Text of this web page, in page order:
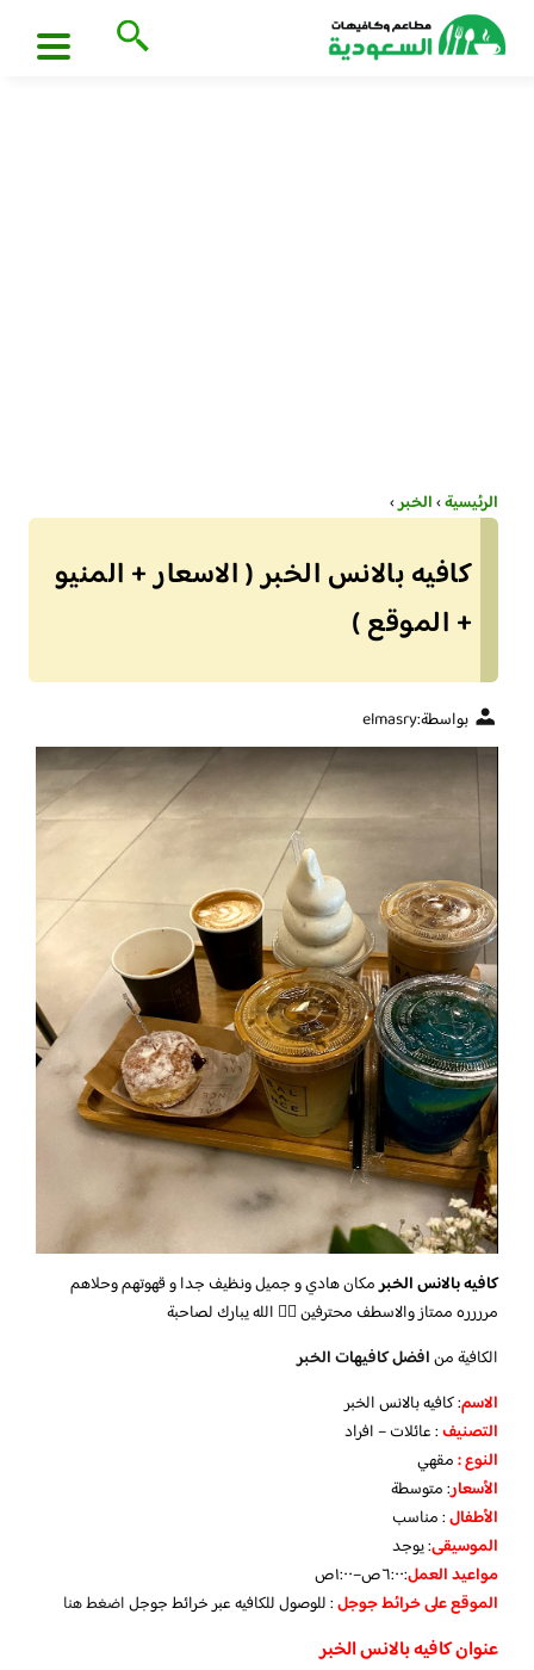
الرئيسية›الخبر›
كافيه بالانس الخبر ( الاسعار + المنيو
+ الموقع )
بواسطة:elmasry
كافيه بالانس الخبرمكان هادي و جميل ونظيف جدا و قهوتهم وحلاهم
مرررره ممتاز والاسطف محترفين 👍🏼 الله يبارك لصاحبة
الكافية منافضل كافيهات الخبر
الاسم: كافيه بالانس الخبر
التصنيف: عائلات – افراد
النوع :مقهي
الأسعار:متوسطة
الأطفال:مناسب
الموسيقى:يوجد
مواعيد العمل:٦:٠٠ص–١:٠٠ص
الموقع على خرائط جوجل: للوصول للكافيه عبر خرائط جوجلاضغط هنا
عنوان كافيه بالانس الخبر